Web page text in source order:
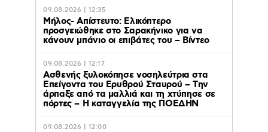
09.08.2026 | 12:35
Μήλος- Απίστευτο: Ελικόπτερο
προσγειώθηκε στο Σαρακήνικο για να
κάνουν μπάνιο οι επιβάτες του – Βίντεο
09.08.2026 | 12:17
Ασθενής ξυλοκόπησε νοσηλεύτρια στα
Επείγοντα του Ερυθρού Σταυρού – Tην
άρπαξε από τα μαλλιά και τη χτύπησε σε
πόρτες – Η καταγγελία της ΠΟΕΔΗΝ
09.08.2026 | 12:00